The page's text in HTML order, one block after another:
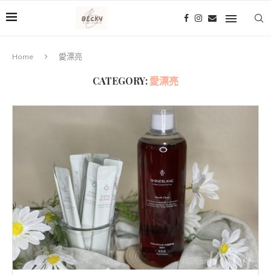
Home 愛漂亮
CATEGORY:愛漂亮